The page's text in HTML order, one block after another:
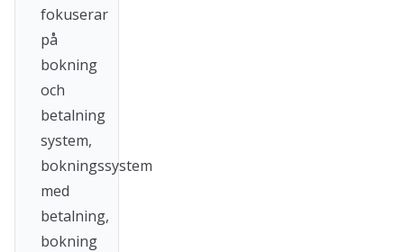
fokuserar
på
bokning
och
betalning
system,
bokningssystem
med
betalning,
bokning